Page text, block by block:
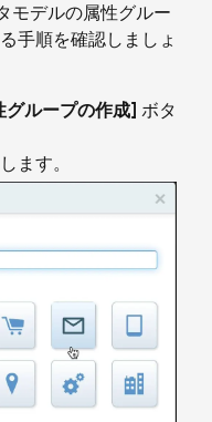
モデルの属性グルー
手順を確認しましょ
グループの作成] ボタ
ます。